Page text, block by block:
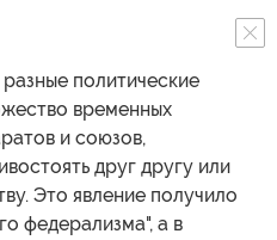
политические
временных
и союзов,
друг другу или
Это явление получило
федерализма", а в